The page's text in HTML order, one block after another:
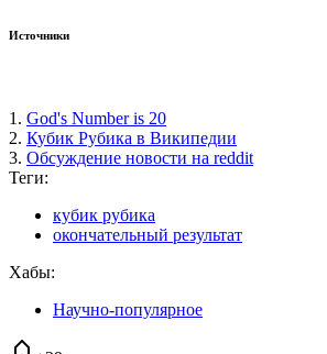
Источники
1. God's Number is 20
2. Кубик Рубика в Википедии
3. Обсуждение новости на reddit
Теги:
кубик рубика
окончательный результат
Хабы:
Научно-популярное